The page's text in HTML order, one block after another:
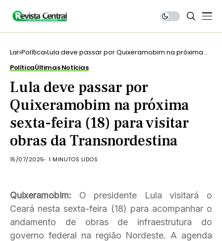
Lar Política Lula deve passar por Quixeramobim na próxima
Transnordestina
PolíticaÚltimas Notícias
Lula deve passar por
Quixeramobim na próxima
sexta-feira (18) para visitar
obras da Transnordestina
15/07/2025 1 MINUTOS LIDOS
Quixeramobim: O presidente Lula visitará o
Ceará nesta sexta-feira (18) para acompanhar o
andamento de obras de infraestrutura do
governo federal na região Nordeste. A agenda